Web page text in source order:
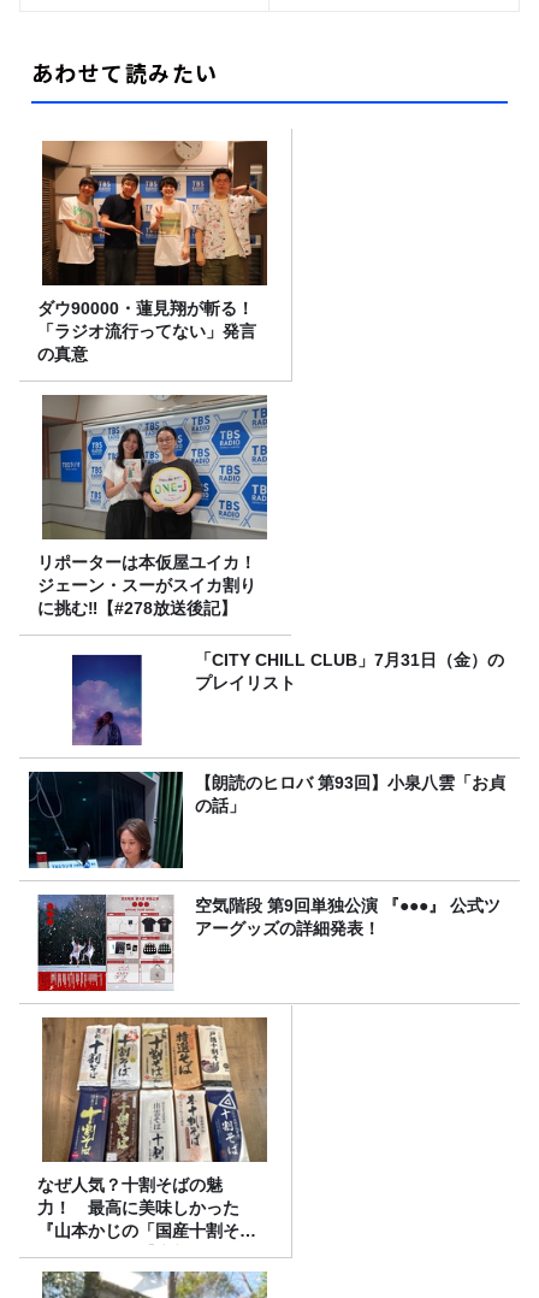
あわせて読みたい
ダウ90000・蓮見翔が斬る！
「ラジオ流行ってない」発言
の真意
リポーターは本仮屋ユイカ！
ジェーン・スーがスイカ割り
に挑む‼【#278放送後記】
「CITY CHILL CLUB」7月31日（金）の
プレイリスト
【朗読のヒロバ 第93回】小泉八雲「お貞
の話」
空気階段 第9回単独公演 『●●●』 公式ツ
アーグッズの詳細発表！
なぜ人気？十割そばの魅
力！ 最高に美味しかった
『山本かじの「国産十割そ
ば」』とは？【十割そば10種
食べ比べ】